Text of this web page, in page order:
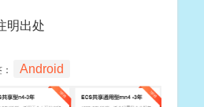
明出处
Android